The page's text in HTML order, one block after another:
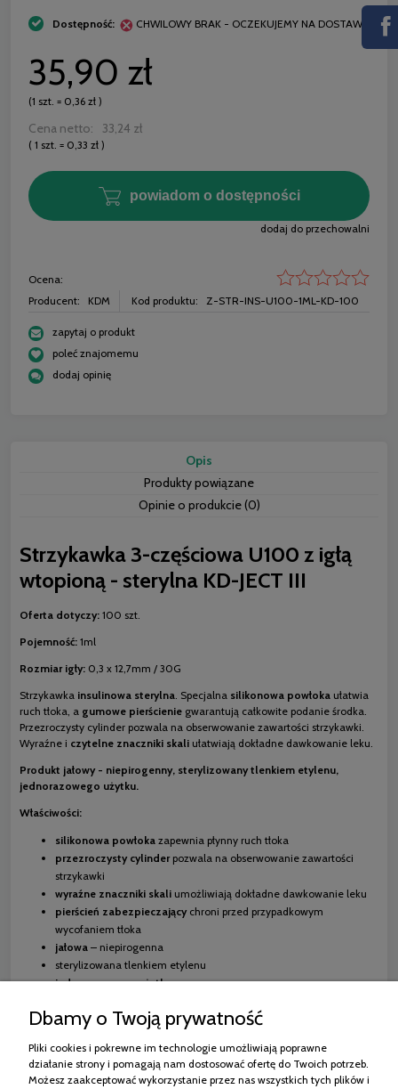
Dostępność: CHWILOWY BRAK - OCZEKUJEMY NA DOSTAWĘ
35,90 zł
(1 szt. = 0,36 zł )
Cena netto: 33,24 zł
( 1 szt. = 0,33 zł )
powiadom o dostępności
dodaj do przechowalni
Ocena:
Producent:
KDM Kod produktu: Z-STR-INS-U100-1ML-KD-100
zapytaj o produkt
poleć znajomemu
dodaj opinię
Opis
Produkty powiązane
Opinie o produkcie (0)
Strzykawka 3-częściowa U100 z igłą
wtopioną - sterylna KD-JECT III
Oferta dotyczy: 100 szt.
Pojemność: 1ml
Rozmiar igły: 0,3 x 12,7mm / 30G
Strzykawka insulinowa sterylna . Specjalna silikonowa powłoka ułatwia
ruch tłoka, a gumowe pierścienie gwarantują całkowite podanie środka.
Przezroczysty cylinder pozwala na obserwowanie zawartości strzykawki.
Wyraźne i czytelne znaczniki skali ułatwiają dokładne dawkowanie leku.
Produkt jałowy - niepirogenny, sterylizowany tlenkiem etylenu,
jednorazowego użytku.
Właściwości:
silikonowa powłoka zapewnia płynny ruch tłoka
przezroczysty cylinderpozwala na obserwowanie zawartości
strzykawki
wyraźne znaczniki skali umożliwiają dokładne dawkowanie leku
pierścień zabezpieczającychroni przed przypadkowym
wycofaniem tłoka
jałowa – niepirogenna
sterylizowana tlenkiem etylenu
jednorazowego użytku
Zakupy
Dbamy o Twoją prywatność
Pliki cookies i pokrewne im technologie umożliwiają poprawne
działanie strony i pomagają nam dostosować ofertę do Twoich potrzeb.
Możesz zaakceptować wykorzystanie przez nas wszystkich tych plików i